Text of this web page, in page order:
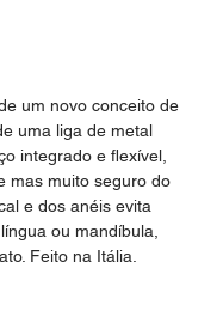
um novo conceito de
uma liga de metal
integrado e flexível,
mas muito seguro do
e dos anéis evita
ou mandíbula,
Feito na Itália.